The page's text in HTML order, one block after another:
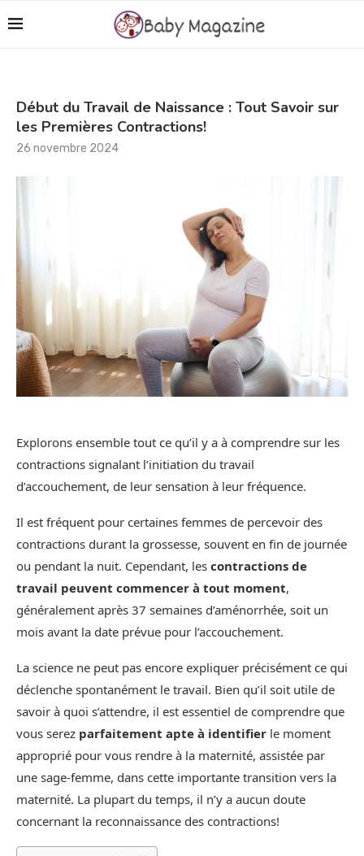
Début du Travail de Naissance : Tout Savoir sur
les Premières Contractions!
26 novembre 2024
Explorons ensemble tout ce qu’il y a à comprendre sur les
contractions signalant l’initiation du travail
d’accouchement, de leur sensation à leur fréquence.
Il est fréquent pour certaines femmes de percevoir des
contractions durant la grossesse, souvent en fin de journée
ou pendant la nuit. Cependant, les contractions de
travail peuvent commencer à tout moment,
généralement après 37 semaines d’aménorrhée, soit un
mois avant la date prévue pour l’accouchement.
La science ne peut pas encore expliquer précisément ce qui
déclenche spontanément le travail. Bien qu’il soit utile de
savoir à quoi s’attendre, il est essentiel de comprendre que
vous serez parfaitement apte à identifier le moment
approprié pour vous rendre à la maternité, assistée par
une sage-femme, dans cette importante transition vers la
maternité. La plupart du temps, il n’y a aucun doute
concernant la reconnaissance des contractions!